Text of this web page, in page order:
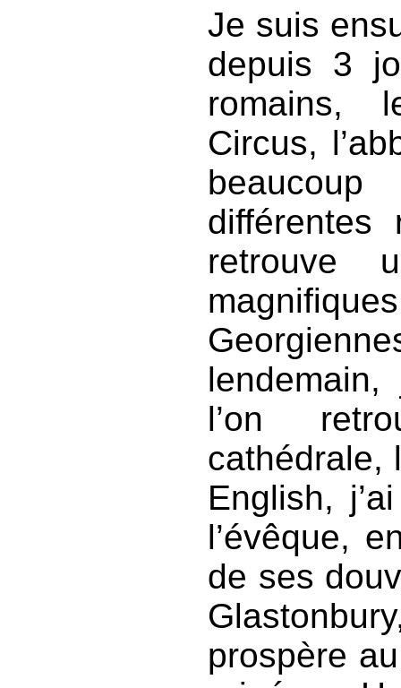
Je suis
depuis 3
romains,
Circus,
retrouve
l’on
cathédrale,
English,
l’évêque,
de ses
prospère